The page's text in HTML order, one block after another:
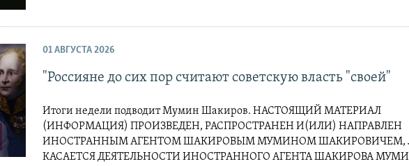
01 АВГУСТА 2026
"Россияне до сих пор считают советскую власть "своей"
Итоги недели подводит Мумин Шакиров. НАСТОЯЩИЙ МАТЕРИАЛ
(ИНФОРМАЦИЯ) ПРОИЗВЕДЕН, РАСПРОСТРАНЕН И(ИЛИ) НАПРАВЛЕН
ИНОСТРАННЫМ АГЕНТОМ ШАКИРОВЫМ МУМИНОМ ШАКИРОВИЧЕМ,
КАСАЕТСЯ ДЕЯТЕЛЬНОСТИ ИНОСТРАННОГО АГЕНТА ШАКИРОВА